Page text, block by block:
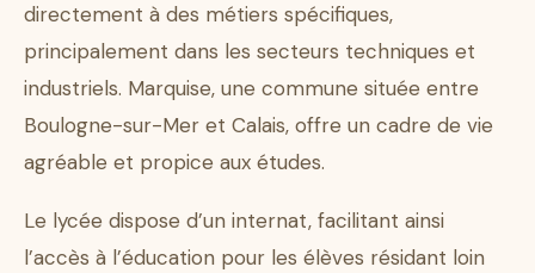
directement à des métiers spécifiques,
principalement dans les secteurs techniques et
industriels. Marquise, une commune située entre
Boulogne-sur-Mer et Calais, offre un cadre de vie
agréable et propice aux études.
Le lycée dispose d’un internat, facilitant ainsi
l’accès à l’éducation pour les élèves résidant loin